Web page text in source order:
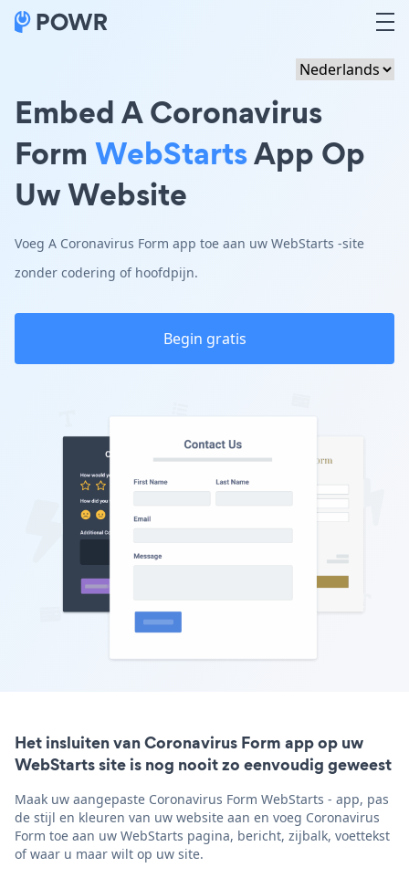
Embed A Coronavirus
Form WebStartsApp Op
Uw Website
Voeg A Coronavirus Form app toe aan uw WebStarts -site
zonder codering of hoofdpijn.
Begin gratis
Het insluiten van Coronavirus Form app op uw
WebStarts site is nog nooit zo eenvoudig geweest
Maak uw aangepaste Coronavirus Form WebStarts - app, pas
de stijl en kleuren van uw website aan en voeg Coronavirus
Form toe aan uw WebStarts pagina, bericht, zijbalk, voettekst
of waar u maar wilt op uw site.